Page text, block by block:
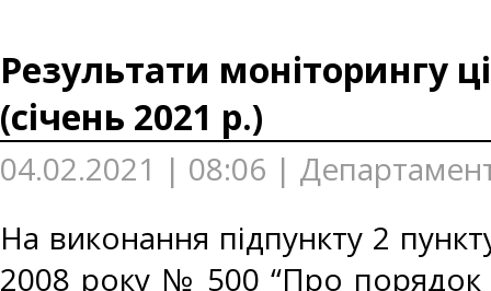
Результати моніторингу
(січень 2021 р.)
04.02.2021 | 08:06 |
На виконання підпункту 2
2008 року № 500 “Про порядок